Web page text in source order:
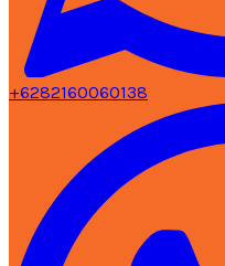
+6282160060138